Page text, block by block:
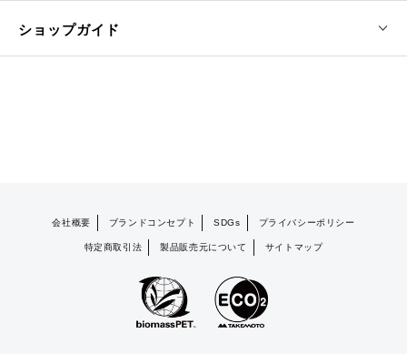
ショップガイド
会社概要 ブランドコンセプト SDGs プライバシーポリシー
特定商取引法 製品販売元について サイトマップ